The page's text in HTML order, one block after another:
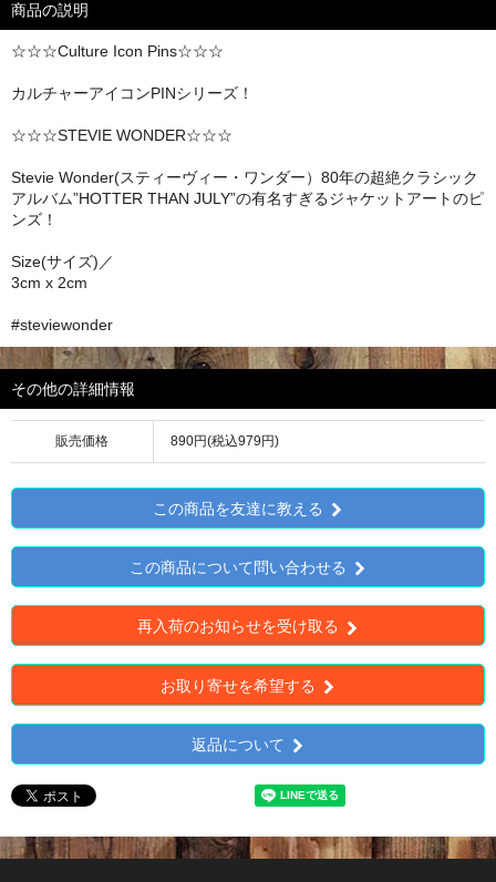
商品の説明
☆☆☆Culture Icon Pins☆☆☆
カルチャーアイコンPINシリーズ！
☆☆☆STEVIE WONDER☆☆☆
Stevie Wonder(スティーヴィー・ワンダー）80年の超絶クラシック
アルバム”HOTTER THAN JULY”の有名すぎるジャケットアートのピ
ンズ！
Size(サイズ)／
3cm x 2cm
#steviewonder
その他の詳細情報
販売価格 890円(税込979円)
この商品を友達に教える
この商品について問い合わせる
再入荷のお知らせを受け取る
お取り寄せを希望する
返品について